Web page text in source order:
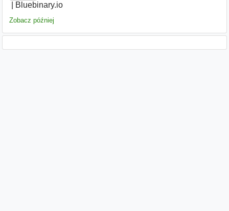
Bluebinary.io
Zobacz później